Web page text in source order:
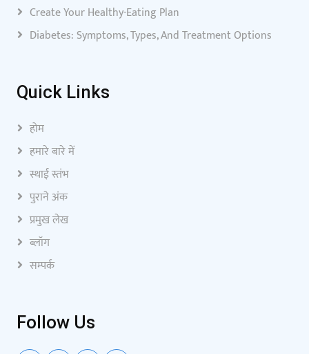
Create Your Healthy-Eating Plan
Diabetes: Symptoms, Types, And Treatment Options
Quick Links
होम
हमारे बारे में
स्थाई स्तंभ
पुराने अंक
प्रमुख लेख
ब्लॉग
सम्पर्क
Follow Us